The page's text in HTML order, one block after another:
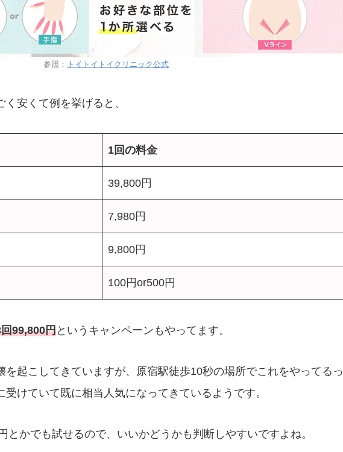
参照： トイトイトイクリニック公式
安くて例を挙げると、
1回の料金
39,800円
7,980円
9,800円
100円or500円
99,800円というキャンペーンもやってます。
を起こしてきていますが、原宿駅徒歩10秒の場所でこれをやってるっ
けていて既に相当人気になってきているようです。
とかでも試せるので、いいかどうかも判断しやすいですよね。